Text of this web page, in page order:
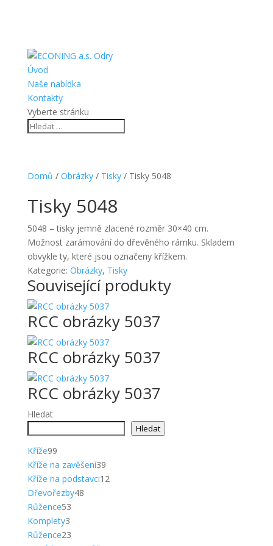
Úvod
Naše nabídka
Kontakty
Vyberte stránku
Domů / Obrázky/ Tisky/ Tisky 5048
Tisky 5048
5048 – tisky jemně zlacené rozměr 30×40 cm.
Možnost zarámování do dřevěného rámku. Skladem
obvykle ty, které jsou označeny křížkem.
Kategorie: Obrázky, Tisky
Související produkty
RCC obrázky 5037
RCC obrázky 5037
RCC obrázky 5037
Hledat
Hledat
Kříže9999
produktů
Kříže na zavěšení3939
produktů
Kříže na podstavci1212
Dřevořezby4848
Růžence5353
Komplety33
produkty
Růžence2323